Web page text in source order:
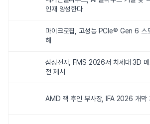
인재 양성한다
마이크로칩, 고성능 PCIe® Gen 6 스
해
삼성전자, FMS 2026서 차세대 3D 메
전 제시
AMD 잭 후인 부사장, IFA 2026 개막